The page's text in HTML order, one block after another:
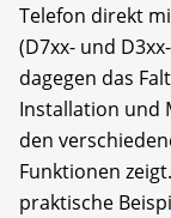
Telefon direkt
(D7xx- und
dagegen das
Installation und
den
Funktionen
praktische